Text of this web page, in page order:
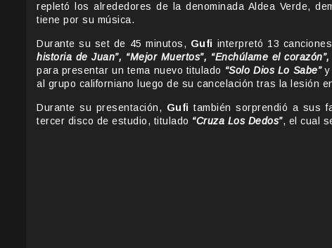
repletó los alrededores de la denominada Aldea Verde,
tiene por su música.
Durante su set de 45 minutos, Gufi interpretó 13
historia de Juan”, “Mejor Muertos”, “Enchúlame el
para presentar un tema nuevo titulado “Solo Dios Lo Sabe”y
al grupo californiano luego de su cancelación tras la lesión
Durante su presentación, Gufi también sorprendió a sus
tercer disco de estudio, titulado “Cruza Los Dedos”, el cual